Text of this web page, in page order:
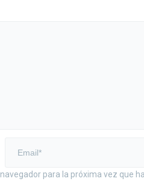
para la próxima vez que